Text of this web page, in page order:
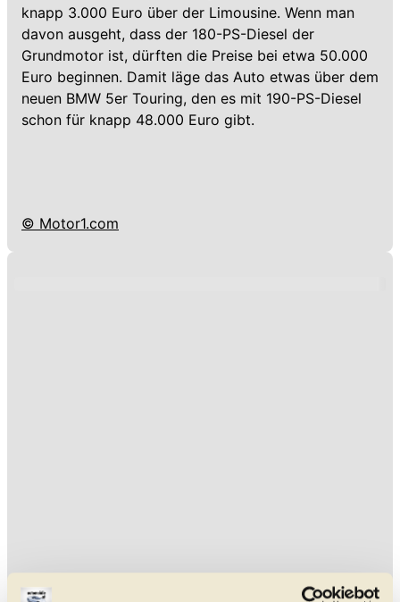
knapp 3.000 Euro über der Limousine. Wenn man
davon ausgeht, dass der 180-PS-Diesel der
Grundmotor ist, dürften die Preise bei etwa 50.000
Euro beginnen. Damit läge das Auto etwas über dem
neuen BMW 5er Touring, den es mit 190-PS-Diesel
schon für knapp 48.000 Euro gibt.
© Motor1.com